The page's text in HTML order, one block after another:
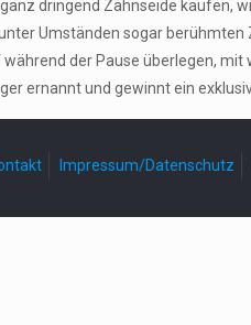
dringend Zahnseide
Umständen sogar
der Pause überlegen,
ernannt und gewinnt ein
Impressum/Datenschutz